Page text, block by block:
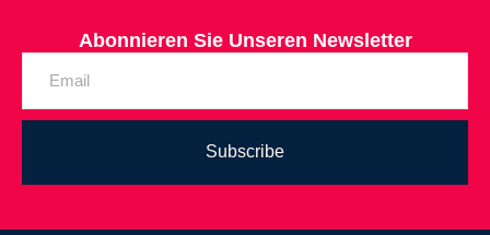
Abonnieren Sie Unseren Newsletter
Subscribe